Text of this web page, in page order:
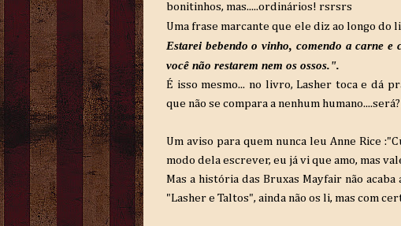
bonitinhos, mas.....ordinários! rsrsrs
Uma frase marcante que ele diz ao longo do
Estarei bebendo o vinho, comendo a carne
você não restarem nem os ossos.".
É isso mesmo... no livro, Lasher toca e dá
que não se compara a nenhum
Um aviso para quem nunca leu Anne Rice
modo dela escrever, eu já vi que amo, mas
Mas a história das Bruxas Mayfair não
"Lasher e Taltos", ainda não os li, mas com